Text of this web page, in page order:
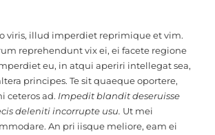
viris, illud imperdiet reprimique et vim.
reprehendunt vix ei, ei facete regione
eu, in atqui aperiri intellegat sea,
principes. Te sit quaeque oportere,
ceteros ad. Impedit blandit deseruisse
deleniti incorrupte usu. Ut mei
An pri iisque meliore, eam ei